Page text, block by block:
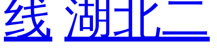
线 湖北二